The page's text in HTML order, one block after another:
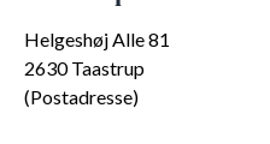
Helgeshøj Alle 81
2630 Taastrup
(Postadresse)